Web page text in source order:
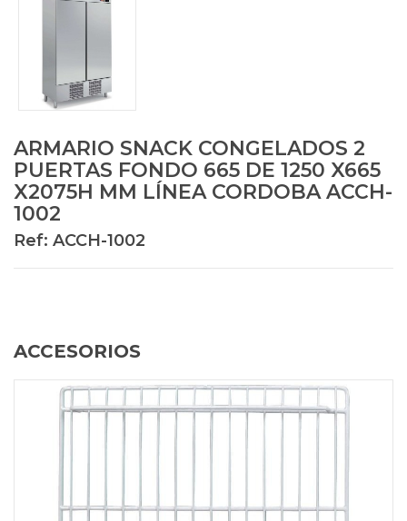
ARMARIO SNACK CONGELADOS 2
PUERTAS FONDO 665 DE 1250 X665
X2075H MM LÍNEA CORDOBA ACCH-
1002
Ref: ACCH-1002
ACCESORIOS